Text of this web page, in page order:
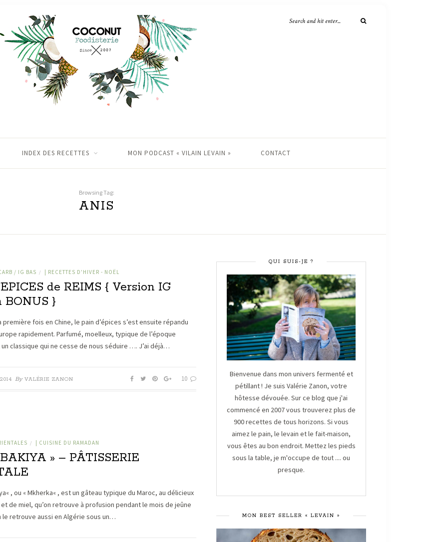
INDEX DES RECETTES MON PODCAST « VILAIN LEVAIN » CONTACT
Browsing Tag:
ANIS
/ IG BAS / | RECETTES D'HIVER - NOËL
de REIMS { Version IG
BONUS }
première fois en Chine, le pain d’épices s’est ensuite répandu
rapidement. Parfumé, moelleux, typique de l’époque
un classique qui ne cesse de nous séduire …. J’ai déjà…
By VALÉRIE ZANON 10
/ | CUISINE DU RAMADAN
» – PÂTISSERIE
, ou « Mkherka« , est un gâteau typique du Maroc, au délicieux
de miel, qu’on retrouve à profusion pendant le mois de jeûne
le retrouve aussi en Algérie sous un…
QUI SUIS-JE ?
Bienvenue dans mon univers fermenté et
pétillant ! Je suis Valérie Zanon, votre
hôtesse dévouée. Sur ce blog que j'ai
commencé en 2007 vous trouverez plus de
900 recettes de tous horizons. Si vous
aimez le pain, le levain et le fait-maison,
vous êtes au bon endroit. Mettez les pieds
sous la table, je m'occupe de tout .... ou
presque.
MON BEST SELLER « LEVAIN »